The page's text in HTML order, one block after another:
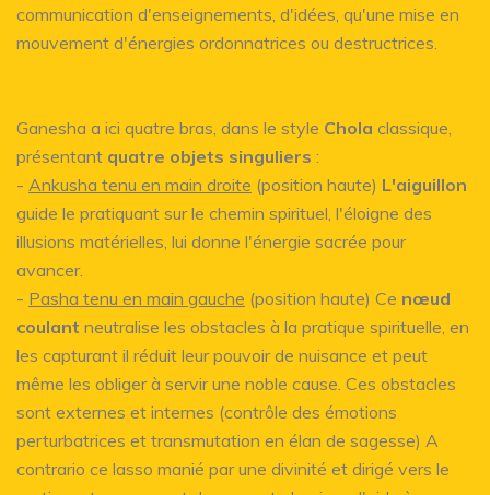
communication d'enseignements, d'idées, qu'une mise en
mouvement d'énergies ordonnatrices ou destructrices.
Ganesha a ici quatre bras, dans le style Chola classique,
présentant quatre objets singuliers :
- Ankusha tenu en main droite (position haute) L'aiguillon
guide le pratiquant sur le chemin spirituel, l'éloigne des
illusions matérielles, lui donne l'énergie sacrée pour
avancer.
- Pasha tenu en main gauche (position haute) Ce nœud
coulant neutralise les obstacles à la pratique spirituelle, en
les capturant il réduit leur pouvoir de nuisance et peut
même les obliger à servir une noble cause. Ces obstacles
sont externes et internes (contrôle des émotions
perturbatrices et transmutation en élan de sagesse) A
contrario ce lasso manié par une divinité et dirigé vers le